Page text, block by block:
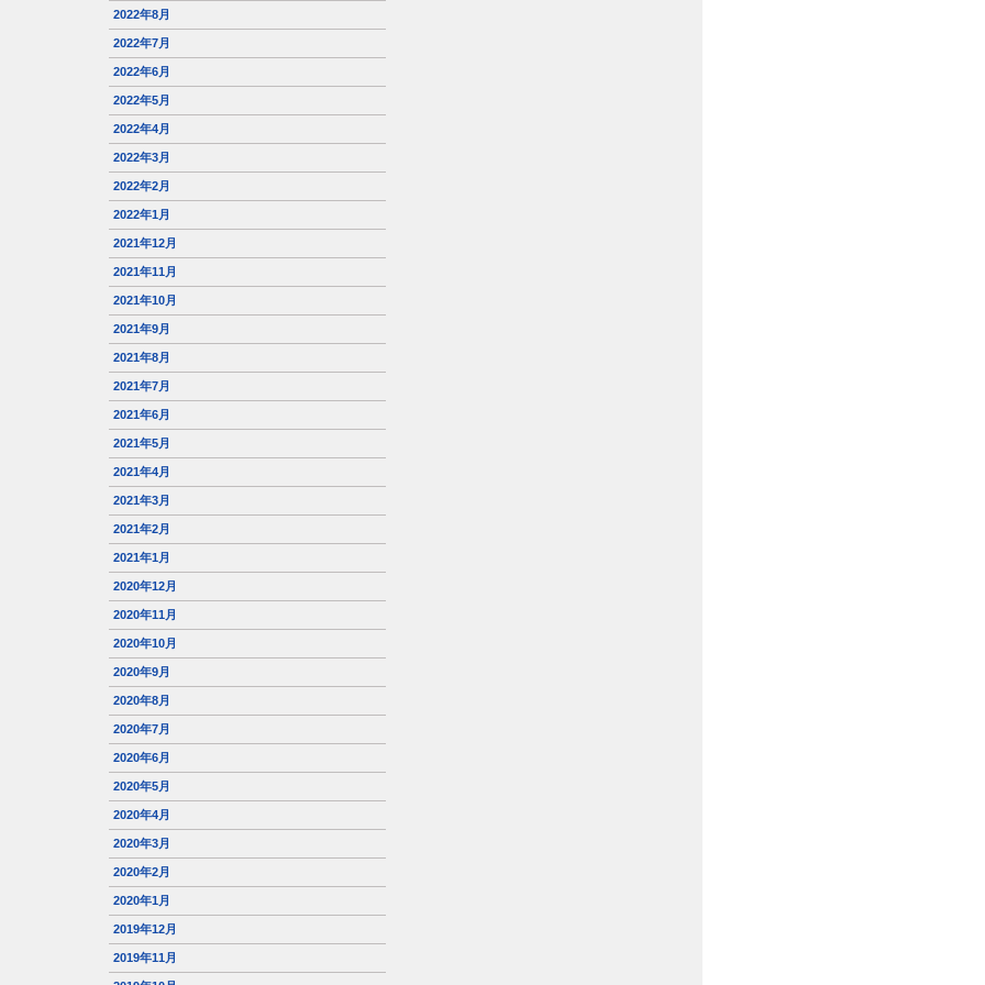
2022年8月
2022年7月
2022年6月
2022年5月
2022年4月
2022年3月
2022年2月
2022年1月
2021年12月
2021年11月
2021年10月
2021年9月
2021年8月
2021年7月
2021年6月
2021年5月
2021年4月
2021年3月
2021年2月
2021年1月
2020年12月
2020年11月
2020年10月
2020年9月
2020年8月
2020年7月
2020年6月
2020年5月
2020年4月
2020年3月
2020年2月
2020年1月
2019年12月
2019年11月